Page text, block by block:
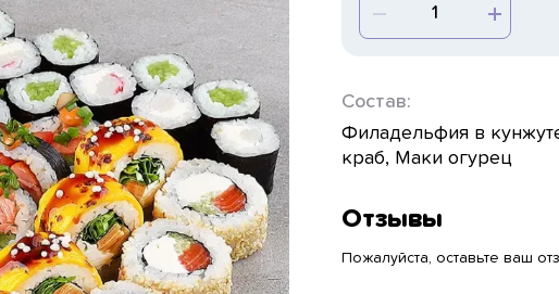
Состав:
Филадельфия в
краб, Маки огурец
Отзывы
Пожалуйста, оставьте ваш